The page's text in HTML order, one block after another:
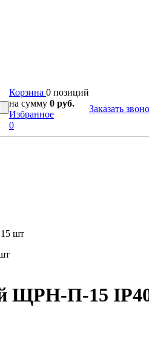
Корзина 0 позиций
на сумму 0 руб.
Избранное
0
Заказать
шт
ЩРН-П-15